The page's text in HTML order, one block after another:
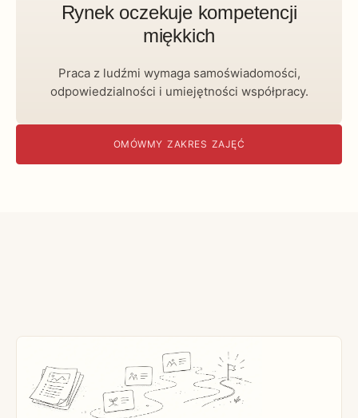
Rynek oczekuje kompetencji
miękkich
Praca z ludźmi wymaga samoświadomości,
odpowiedzialności i umiejętności współpracy.
OMÓWMY ZAKRES ZAJĘĆ